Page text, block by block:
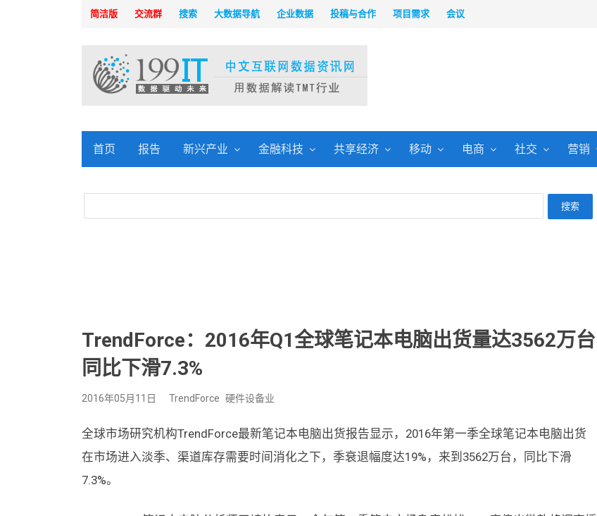
简洁版 交流群 搜索 大数据导航 企业数据 投稿与合作 项目需求 会议
首页 报告 新兴产业 金融科技 共享经济 移动 电商 社交 营销
TrendForce：2016年Q1全球笔记本电脑出货量达3562万台
同比下滑7.3%
2016年05月11日 TrendForce 硬件设备业
全球市场研究机构TrendForce最新笔记本电脑出货报告显示，2016年第一季全球笔记本电脑出货
在市场进入淡季、渠道库存需要时间消化之下，季衰退幅度达19%，来到3562万台，同比下滑
7.3%。